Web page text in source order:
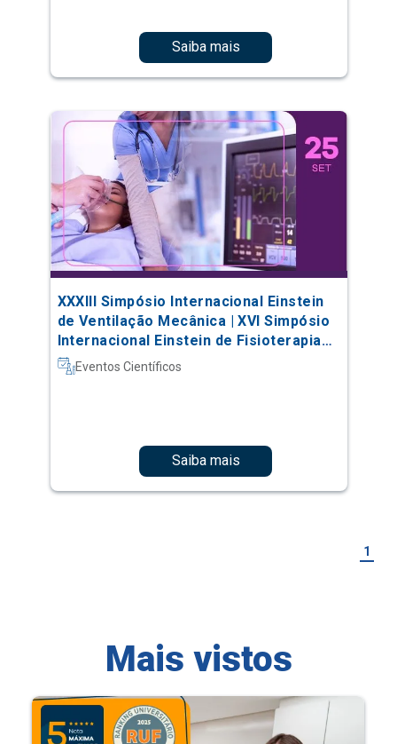
Saiba mais
XXXIII Simpósio Internacional Einstein
de Ventilação Mecânica | XVI Simpósio
Internacional Einstein de Fisioterapia
em Terapia Intensiva
Eventos Científicos
Saiba mais
1
Mais vistos